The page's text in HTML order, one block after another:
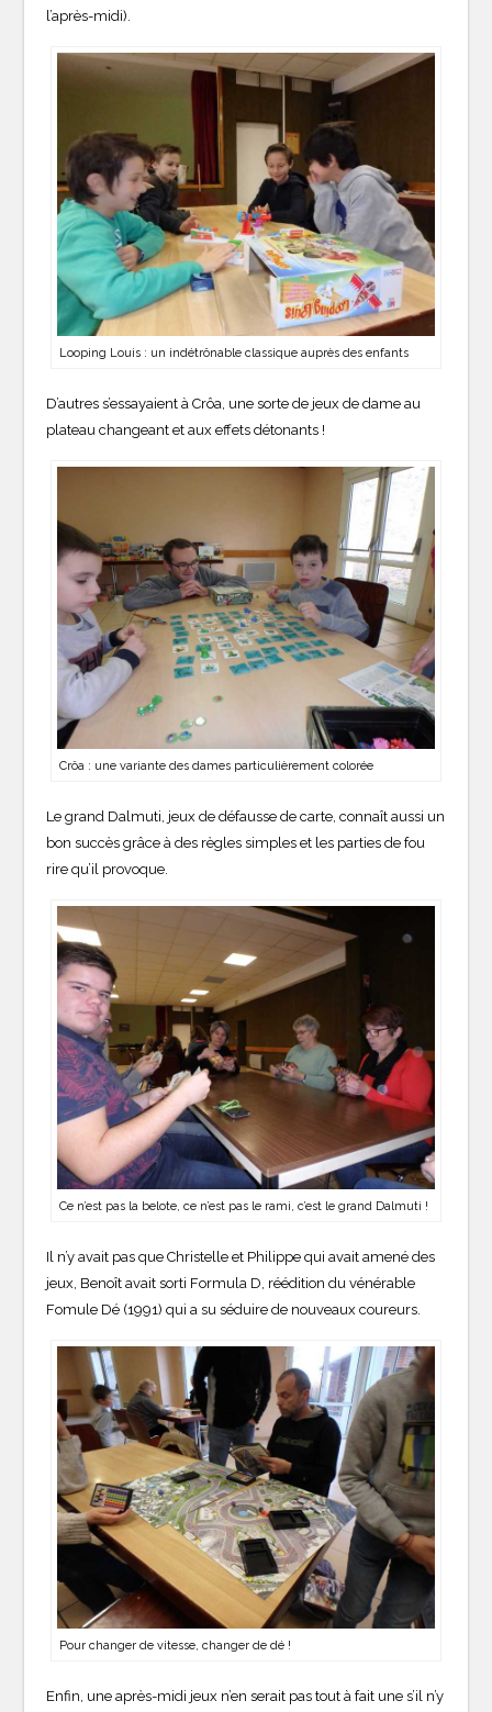
l’après-midi).
Looping Louis : un indétrônable classique auprès des enfants
D’autres s’essayaient à Crôa, une sorte de jeux de dame au
plateau changeant et aux effets détonants !
Crôa : une variante des dames particulièrement colorée
Le grand Dalmuti, jeux de défausse de carte, connaît aussi un
bon succès grâce à des règles simples et les parties de fou
rire qu’il provoque.
Ce n’est pas la belote, ce n’est pas le rami, c’est le grand Dalmuti !
Il n’y avait pas que Christelle et Philippe qui avait amené des
jeux, Benoît avait sorti Formula D, réédition du vénérable
Fomule Dé (1991) qui a su séduire de nouveaux coureurs.
Pour changer de vitesse, changer de dé !
Enfin, une après-midi jeux n’en serait pas tout à fait une s’il n’y